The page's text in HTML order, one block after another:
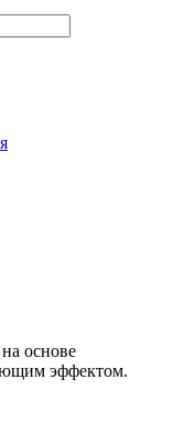
основе
эффектом.